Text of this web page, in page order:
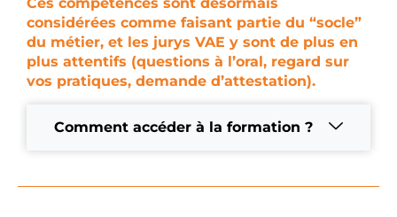
considérées comme faisant partie du “socle”
du métier, et les jurys VAE y sont de plus en
plus attentifs (questions à l’oral, regard sur
vos pratiques, demande d’attestation).
Comment accéder à la formation ?